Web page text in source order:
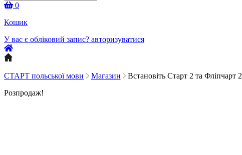
0
Кошик
У вас є обліковий запис? авторизуватися
СТАРТ польської мови Магазин
Встановіть Старт 2 та Фліпчарт 2
Розпродаж!